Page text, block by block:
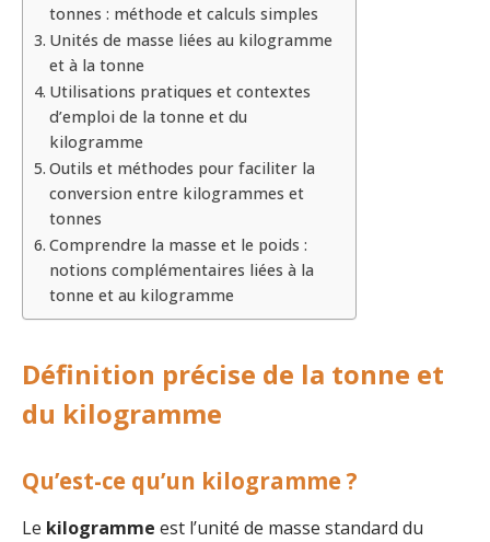
tonnes : méthode et calculs simples
Unités de masse liées au kilogramme
et à la tonne
Utilisations pratiques et contextes
d’emploi de la tonne et du
kilogramme
Outils et méthodes pour faciliter la
conversion entre kilogrammes et
tonnes
Comprendre la masse et le poids :
notions complémentaires liées à la
tonne et au kilogramme
Définition précise de la tonne et
du kilogramme
Qu’est-ce qu’un kilogramme ?
Le kilogramme est l’unité de masse standard du